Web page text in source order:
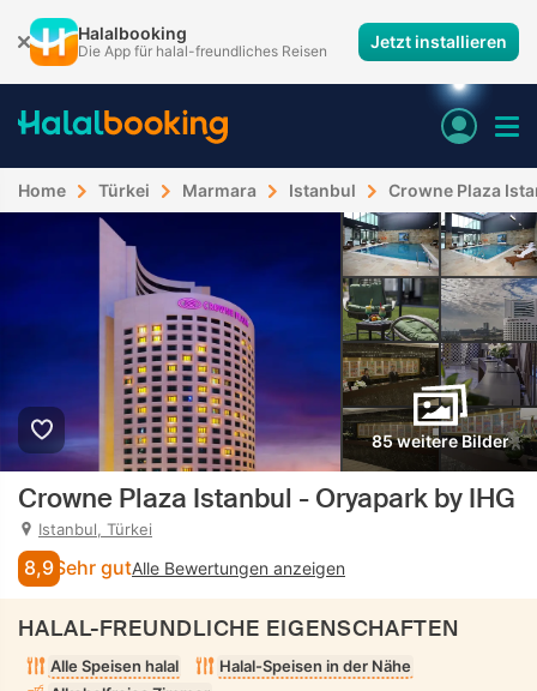
Halalbooking
Die App für halal-freundliches Reisen Jetzt installieren
Home Türkei Marmara Istanbul Crowne Plaza
85 weitere Bilder
Crowne Plaza Istanbul - Oryapark by IHG
Istanbul, Türkei
8,9 Sehr gutAlle Bewertungen anzeigen
HALAL-FREUNDLICHE EIGENSCHAFTEN
Alle Speisen halal
Halal-Speisen in der Nähe